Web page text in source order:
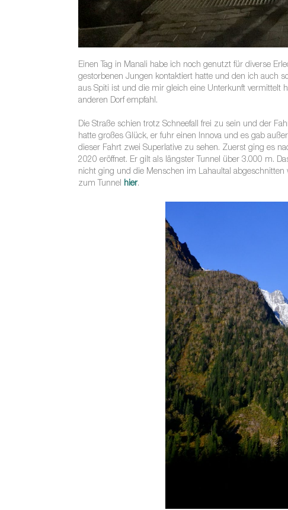
Einen Tag in Manali habe ich noch genutzt für diverse
gestorbenen Jungen kontaktiert hatte und den ich auch
aus Spiti ist und die mir gleich eine Unterkunft vermittelt
anderen Dorf empfahl.
Die Straße schien trotz Schneefall frei zu sein und der
hatte großes Glück, er fuhr einen Innova und es gab
dieser Fahrt zwei Superlative zu sehen. Zuerst ging es
2020 eröffnet. Er gilt als längster Tunnel über 3.000 m.
nicht ging und die Menschen im Lahaultal
zum Tunnel hier.